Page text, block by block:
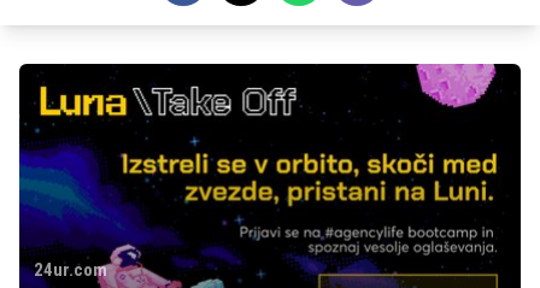
24ur.com